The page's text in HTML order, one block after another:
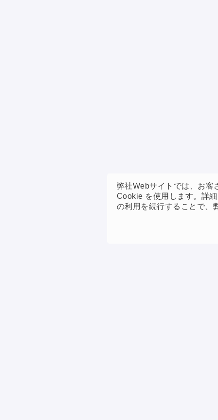
弊社Webサイトでは、お客
Cookie を使用します。詳
の利用を続行することで、